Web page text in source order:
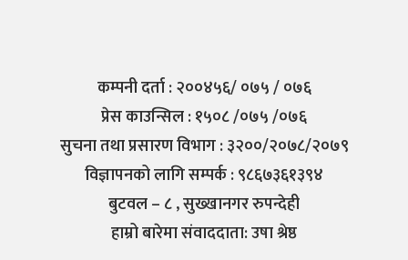
कम्पनी दर्ता : २००४५६/ ०७५ / ०७६
प्रेस काउन्सिल : १५०८ /०७५ /०७६
सुचना तथा प्रसारण विभाग : ३२००/२०७८/२०७९
विज्ञापनको लागि सम्पर्क : ९८६७३६१३९४
बुटवल – ८ , सुख्खानगर रुपन्देही
हाम्रो बारेमा संवाददाता: उषा श्रेष्ठ